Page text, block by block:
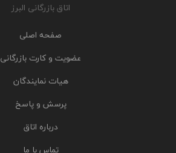
اتاق بازرگانی البرز
صفحه اصلی
عضویت و کارت بازرگانی
هیات نمایندگان
پرسش و پاسخ
درباره اتاق
تماس با ما